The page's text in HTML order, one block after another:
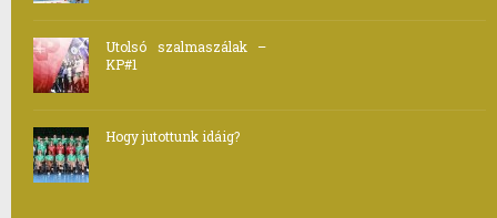
Utolsó szalmaszálak –
KP#1
Hogy jutottunk idáig?